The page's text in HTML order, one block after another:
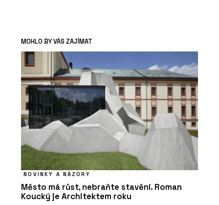
MOHLO BY VÁS ZAJÍMAT
NOVINKY A NÁZORY
Město má růst, nebraňte stavění. Roman
Koucký je Architektem roku